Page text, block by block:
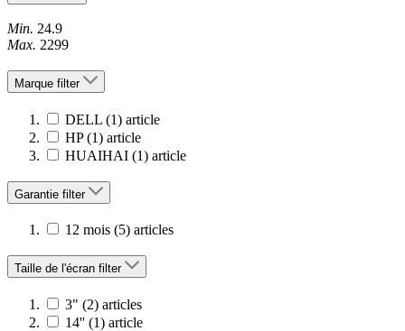
Min. 24.9
Max. 2299
Marque filter
DELL (1) article
HP (1) article
HUAIHAI (1) article
Garantie filter
12 mois (5) articles
Taille de l'écran filter
3" (2) articles
14'' (1) article